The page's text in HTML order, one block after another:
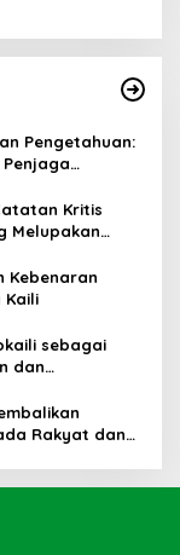
Pengetahuan:
Kritis
Melupakan
Kebenaran
Kaili
sebagai
dan
Rakyat dan